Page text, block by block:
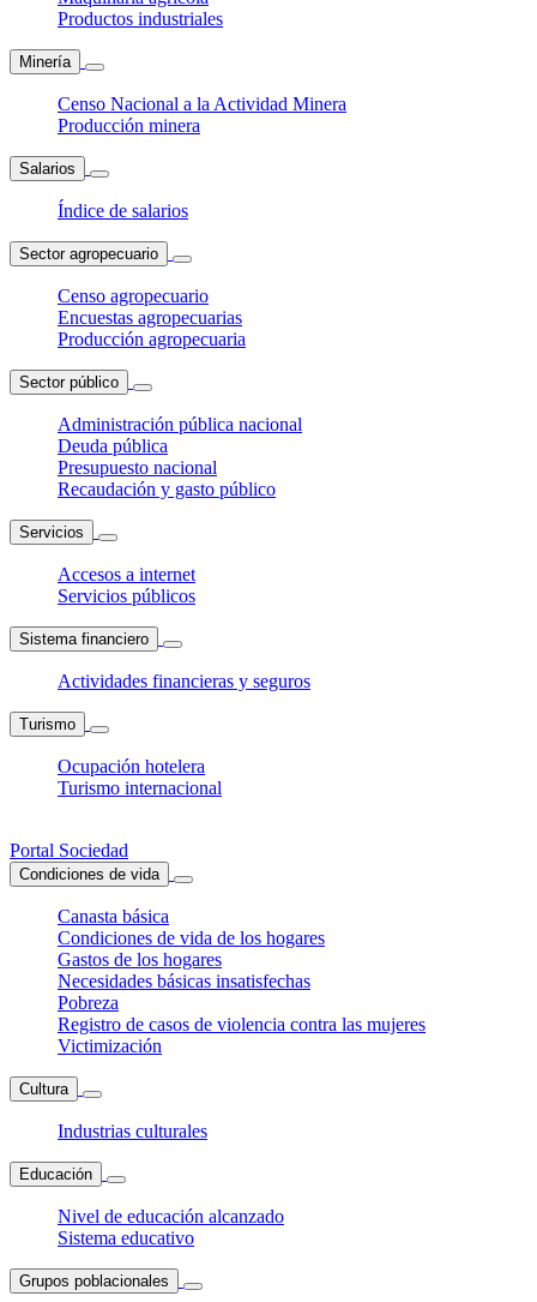
Productos industriales
Minería
Censo Nacional a la Actividad Minera
Producción minera
Salarios
Índice de salarios
Sector agropecuario
Censo agropecuario
Encuestas agropecuarias
Producción agropecuaria
Sector público
Administración pública nacional
Deuda pública
Presupuesto nacional
Recaudación y gasto público
Servicios
Accesos a internet
Servicios públicos
Sistema financiero
Actividades financieras y seguros
Turismo
Ocupación hotelera
Turismo internacional
Portal Sociedad
Condiciones de vida
Canasta básica
Condiciones de vida de los hogares
Gastos de los hogares
Necesidades básicas insatisfechas
Pobreza
Registro de casos de violencia contra las mujeres
Victimización
Cultura
Industrias culturales
Educación
Nivel de educación alcanzado
Sistema educativo
Grupos poblacionales